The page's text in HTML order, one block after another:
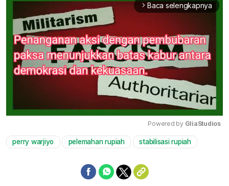
arrow_forward_ios Baca selengkapnya
Mute
Powered by GliaStudios
perry warjiyo pelemahan rupiah stabilisasi rupiah